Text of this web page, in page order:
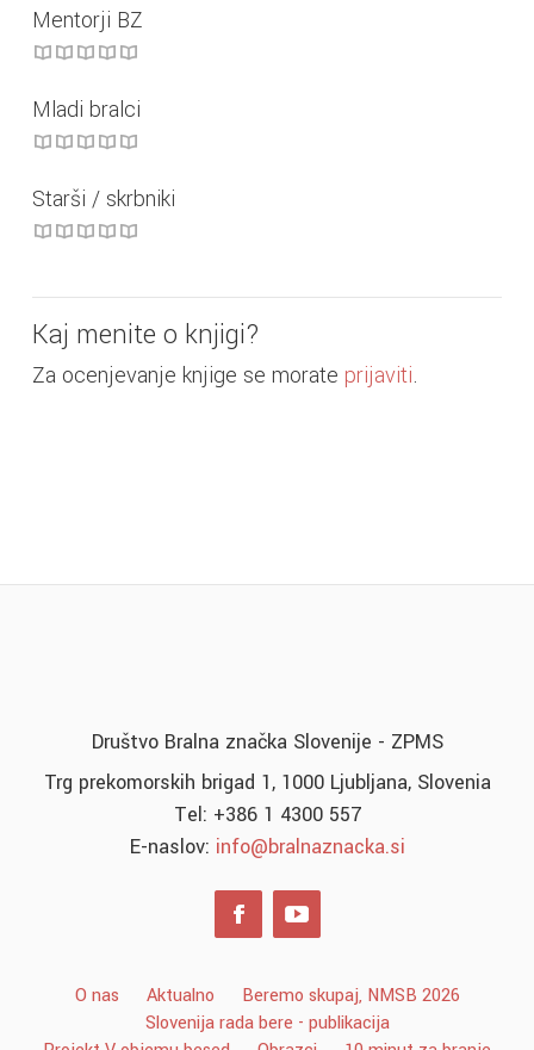
Mentorji BZ
Mladi bralci
Starši / skrbniki
Kaj menite o knjigi?
Za ocenjevanje knjige se morate prijaviti.
Društvo Bralna značka Slovenije - ZPMS
Trg prekomorskih brigad 1, 1000 Ljubljana, Slovenia
Tel: +386 1 4300 557
E-naslov: info@bralnaznacka.si
O nas Aktualno
Beremo skupaj, NMSB 2026
Slovenija rada bere - publikacija